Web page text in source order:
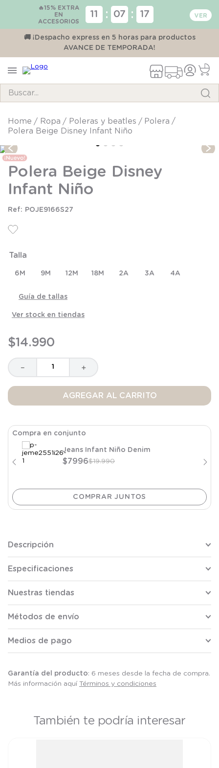
🔥15% EXTRA
EN
ACCESORIOS
11 : 07 : 17
🚚 ¡Despacho express en 5 horas para productos
AVANCE DE TEMPORADA!
ropa poleras y beatles
polera
Polera Beige Disney Infant Niño
Polera Beige Disney
Infant Niño
POJE9166S27
Talla
6M 9M 12M 18M 2A 3A 4A
Guía de tallas
Ver stock en tiendas
$14.990
＋
－
AGREGAR AL CARRITO
Compra en conjunto
Jeans Infant Niño Denim
$7996$19.990
Descripción
Especificaciones
Nuestras tiendas
Métodos de envío
Medios de pago
Garantía del producto: 6 meses desde la fecha de compra.
Más información aquí Términos y condiciones
También te podría interesar
TÉRMINOS MÁS BUSCADOS
pijama
2.
3.
zapatillas
4.
panty
5
body
8.
9.
saco dormir